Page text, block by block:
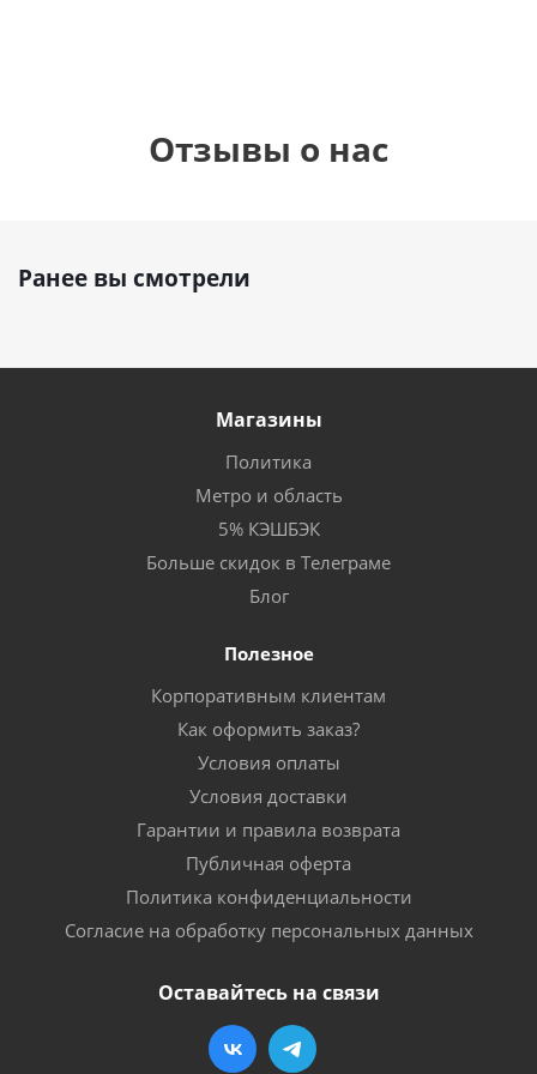
Отзывы о нас
Ранее вы смотрели
Магазины
Политика
Метро и область
5% КЭШБЭК
Больше скидок в Телеграме
Блог
Полезное
Корпоративным клиентам
Как оформить заказ?
Условия оплаты
Условия доставки
Гарантии и правила возврата
Публичная оферта
Политика конфиденциальности
Согласие на обработку персональных данных
Оставайтесь на связи